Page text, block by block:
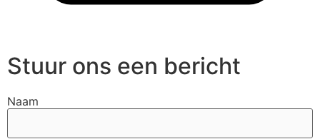
Stuur ons een bericht
Naam